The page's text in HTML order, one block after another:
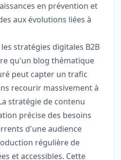
en prévention et
aux évolutions liées à
stratégies digitales B2B
qu'un blog thématique
peut capter un trafic
recourir massivement à
stratégie de contenu
précise des besoins
d'une audience
régulière de
et accessibles. Cette